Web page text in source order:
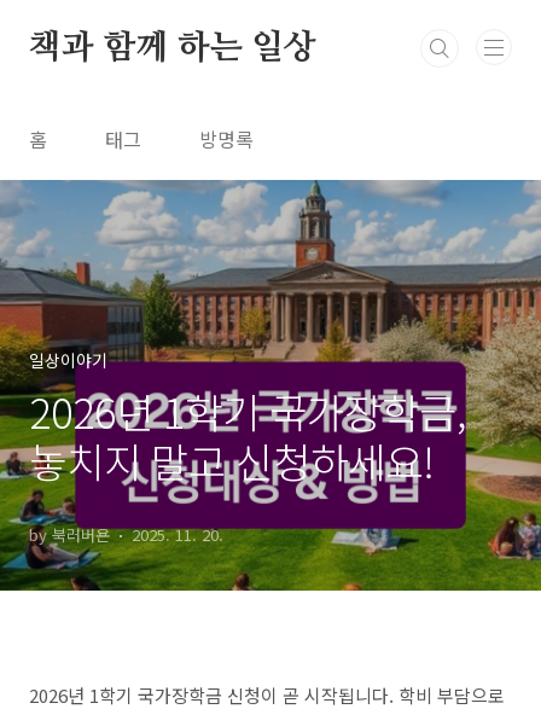
책과 함께 하는 일상
홈 태그 방명록
일상이야기
2026년 1학기 국가장학금,
놓치지 말고 신청하세요!
by 북러버욘 2025. 11. 20.
2026년 1학기 국가장학금 신청이 곧 시작됩니다. 학비 부담으로